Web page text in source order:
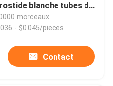
blanche tubes de
morceaux
- $0.045/pieces
Contact